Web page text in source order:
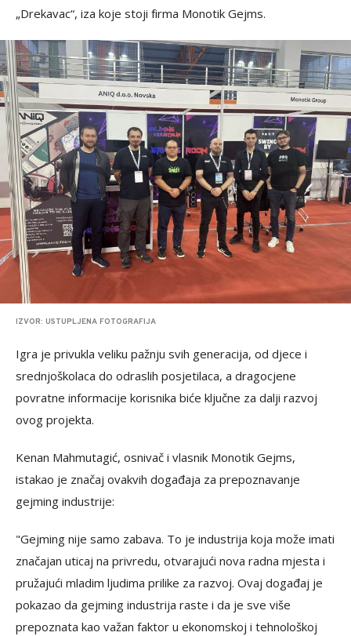
„Drekavac“, iza koje stoji firma Monotik Gejms.
IZVOR: USTUPLJENA FOTOGRAFIJA
Igra je privukla veliku pažnju svih generacija, od djece i
srednjoškolaca do odraslih posjetilaca, a dragocjene
povratne informacije korisnika biće ključne za dalji razvoj
ovog projekta.
Kenan Mahmutagić, osnivač i vlasnik Monotik Gejms,
istakao je značaj ovakvih događaja za prepoznavanje
gejming industrije:
"Gejming nije samo zabava. To je industrija koja može imati
značajan uticaj na privredu, otvarajući nova radna mjesta i
pružajući mladim ljudima prilike za razvoj. Ovaj događaj je
pokazao da gejming industrija raste i da je sve više
prepoznata kao važan faktor u ekonomskoj i tehnološkoj